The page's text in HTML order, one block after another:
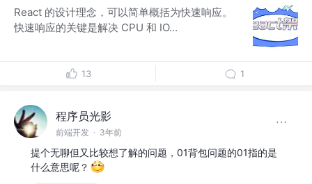
React 的设计理念，可以简单概括为快速响应。
快速响应的关键是解决 CPU 和 IO...
13 1
程序员光影
前端开发 · 3年前
提个无聊但又比较想了解的问题，01背包问题的01指的是
什么意思呢？